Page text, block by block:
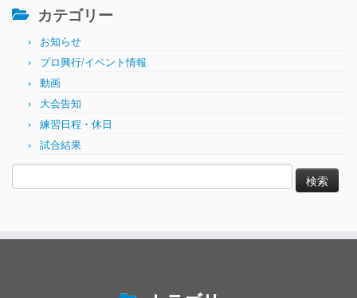
カテゴリー
お知らせ
プロ興行/イベント情報
動画
大会告知
練習日程・休日
試合結果
検
索: